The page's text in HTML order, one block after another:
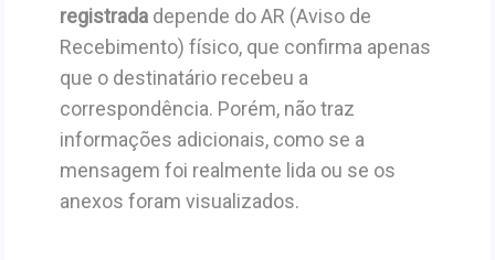
registradadepende do AR (Aviso de
Recebimento) físico, que confirma apenas
que o destinatário recebeu a
correspondência. Porém, não traz
informações adicionais, como se a
mensagem foi realmente lida ou se os
anexos foram visualizados.